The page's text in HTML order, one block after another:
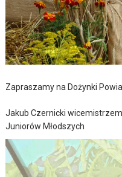
Zapraszamy na Dożynki
Jakub Czernicki
Juniorów Młodszych